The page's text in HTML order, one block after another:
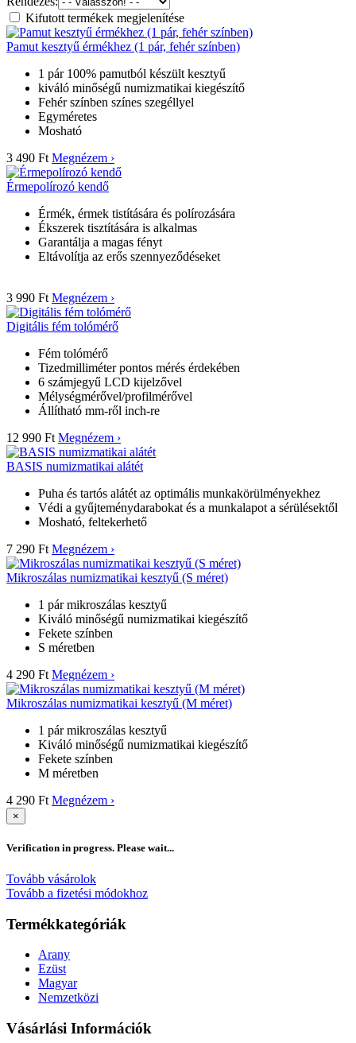
Kifutott termékek megjelenítése
Pamut kesztyű érmékhez (1 pár, fehér színben)
1 pár 100% pamutból készült kesztyű
kiváló minőségű numizmatikai kiegészítő
Fehér színben színes szegéllyel
Egyméretes
Mosható
3 490 Ft Megnézem ›
Érmepolírozó kendő
Érmék, érmek tistítására és polírozására
Ékszerek tisztítására is alkalmas
Garantálja a magas fényt
Eltávolítja az erős szennyeződéseket
3 990 Ft Megnézem ›
Digitális fém tolómérő
Fém tolómérő
Tizedmilliméter pontos mérés érdekében
6 számjegyű LCD kijelzővel
Mélységmérővel/profilmérővel
Állítható mm-ről inch-re
12 990 Ft Megnézem ›
BASIS numizmatikai alátét
Puha és tartós alátét az optimális munkakörülményekhez
Védi a gyűjteménydarabokat és a munkalapot a sérülésektől
Mosható, feltekerhető
7 290 Ft Megnézem ›
Mikroszálas numizmatikai kesztyű (S méret)
1 pár mikroszálas kesztyű
Kiváló minőségű numizmatikai kiegészítő
Fekete színben
S méretben
4 290 Ft Megnézem ›
Mikroszálas numizmatikai kesztyű (M méret)
1 pár mikroszálas kesztyű
Kiváló minőségű numizmatikai kiegészítő
Fekete színben
M méretben
4 290 Ft Megnézem ›
×
Verification in progress. Please wait...
Tovább vásárolok
Tovább a fizetési módokhoz
Termékkategóriák
Arany
Ezüst
Magyar
Nemzetközi
Vásárlási Információk